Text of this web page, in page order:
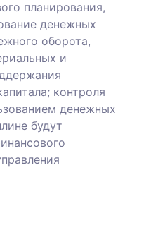
планирования,
денежных
оборота,
и
контроля
денежных
будут